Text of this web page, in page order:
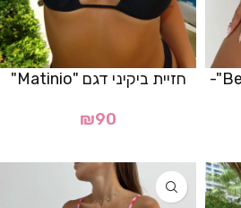
תחתוני ביקיני דגם "Bellina"-
חזיית ביקיני דגם "Matinio"
₪90